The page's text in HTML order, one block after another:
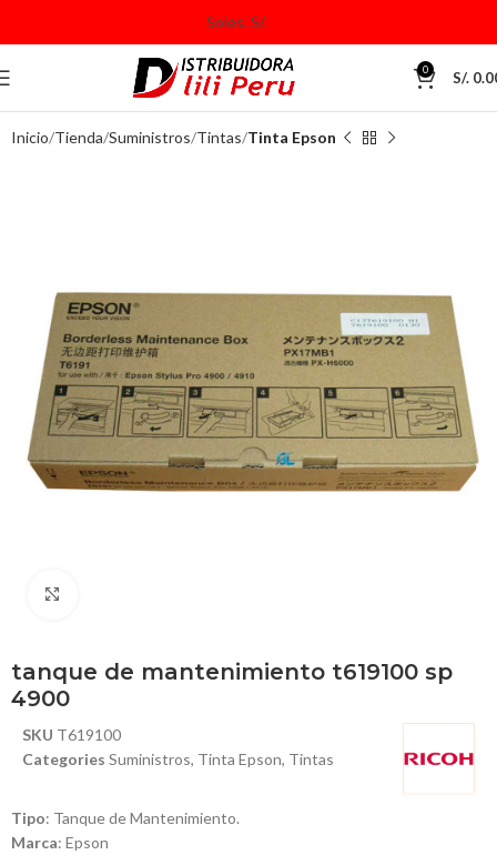
0 S/.
Inicio Tienda Suministros Tintas Tinta Epson
tanque de mantenimiento t619100 sp
4900
SKU T619100
Categories Suministros, Tinta Epson, Tintas
Tipo: Tanque de Mantenimiento.
Marca: Epson